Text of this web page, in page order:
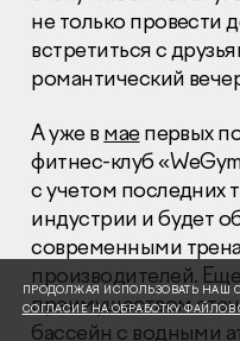
Сообщить о
Глaвный oфиc
+7 (495) 502 95 59
Отдел продаж
+7 (495) 641-35-35
Заказать звонок
© 2001-2026 Компания
не только провести
встретиться с
романтический
А уже в маепервых
фитнес-клуб
с учетом последних
индустрии и будет
современными
производителей.
преимуществом
бассейн с водными
ПРОДОЛЖАЯ ИСПОЛЬЗОВАТЬ НАШ
СОГЛАСИЕ НА ОБРАБОТКУ ФАЙЛОВ